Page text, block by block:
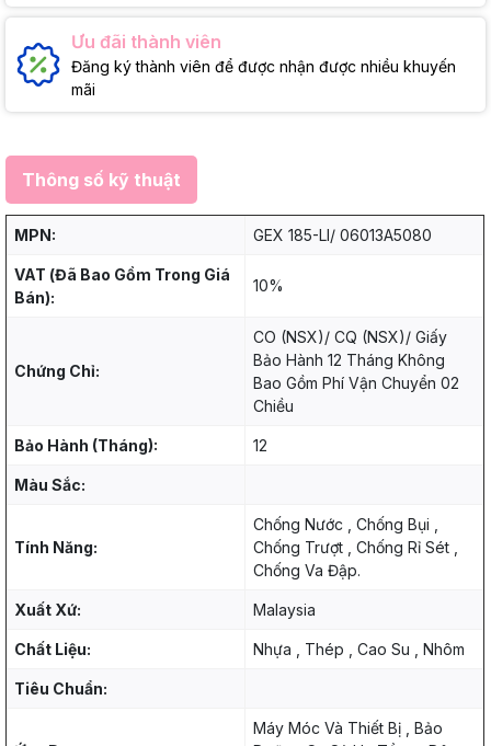
Ưu đãi thành viên
Đăng ký thành viên để được nhận được nhiều khuyến
mãi
Thông số kỹ thuật
MPN: GEX 185-LI/ 06013A5080
VAT (Đã Bao Gồm Trong Giá
Bán):
10%
Chứng Chỉ:
CO (NSX)/ CQ (NSX)/ Giấy
Bảo Hành 12 Tháng Không
Bao Gồm Phí Vận Chuyển 02
Chiều
Bảo Hành (Tháng): 12
Màu Sắc:
Tính Năng:
Chống Nước , Chống Bụi ,
Chống Trượt , Chống Rỉ Sét ,
Chống Va Đập.
Xuất Xứ: Malaysia
Chất Liệu: Nhựa , Thép , Cao Su , Nhôm
Tiêu Chuẩn:
Máy Móc Và Thiết Bị , Bảo